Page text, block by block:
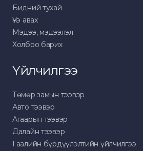
Бидний тухай
Үнэ авах
Мэдээ, мэдээлэл
Холбоо барих
Үйлчилгээ
Төмөр замын тээвэр
Авто тээвэр
Агаарын тээвэр
Далайн тээвэр
Гаалийн бүрдүүлэлтийн үйлчилгээ